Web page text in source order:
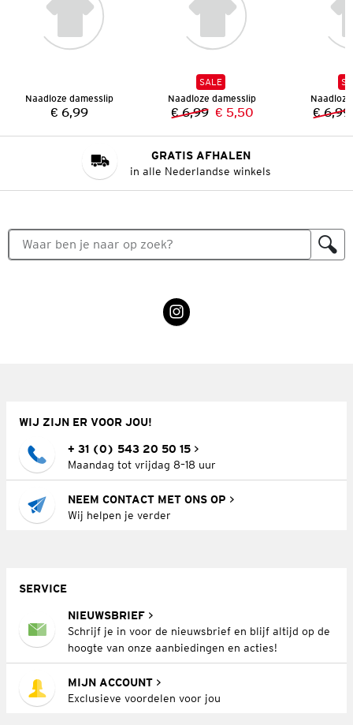
Naadloze damesslip
Prijs:
€ 6,99
SALE
Naadloze damesslip
Vorige prijs:
€ 6,99 Nieuwe prijs:
€ 5,50 € 6,99
GRATIS AFHALEN
in alle Nederlandse winkels
WIJ ZIJN ER VOOR JOU!
+ 31 (0) 543 20 50 15
Maandag tot vrijdag 8–18 uur
NEEM CONTACT MET ONS OP
Wij helpen je verder
SERVICE
NIEUWSBRIEF
Schrijf je in voor de nieuwsbrief en blijf altijd op de
hoogte van onze aanbiedingen en acties!
MIJN ACCOUNT
Exclusieve voordelen voor jou